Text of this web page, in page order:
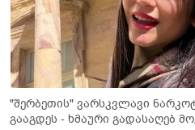
"შერბეთის" ვარსკვლავი
გააგდეს - ხმაური გადასაღებ